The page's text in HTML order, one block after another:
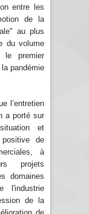
entre les
de la
au plus
du volume
le premier
pandémie
l’entretien
a porté sur
et
de
à
projets
domaines
l'industrie
de la